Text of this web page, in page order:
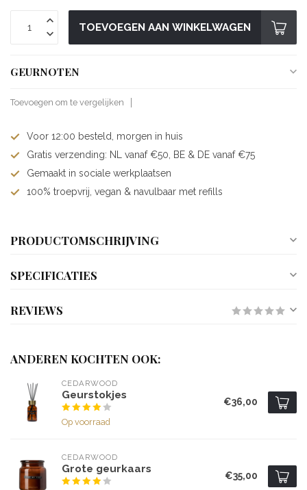
TOEVOEGEN AAN WINKELWAGEN
GEURNOTEN
Toevoegen om te vergelijken
Voor 12:00 besteld, morgen in huis
Gratis verzending: NL vanaf €50, BE & DE vanaf €75
Gemaakt in sociale werkplaatsen
100% troepvrij, vegan & navulbaar met refills
PRODUCTOMSCHRIJVING
SPECIFICATIES
REVIEWS
ANDEREN KOCHTEN OOK:
CEDARWOOD
Geurstokjes
Op voorraad
€36,00
CEDARWOOD
Grote geurkaars
€35,00